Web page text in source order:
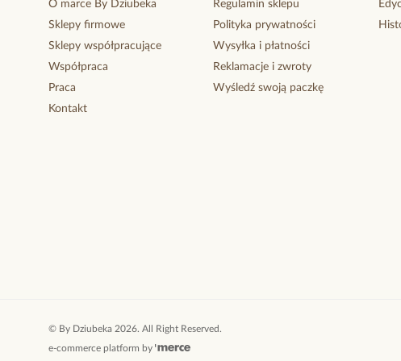
O marce By Dziubeka
Sklepy firmowe
Sklepy współpracujące
Współpraca
Praca
Kontakt
Regulamin sklepu
Polityka prywatności
Wysyłka i płatności
Reklamacje i zwroty
Wyśledź swoją paczkę
© By Dziubeka 2026. All Right Reserved.
e-commerce platform by